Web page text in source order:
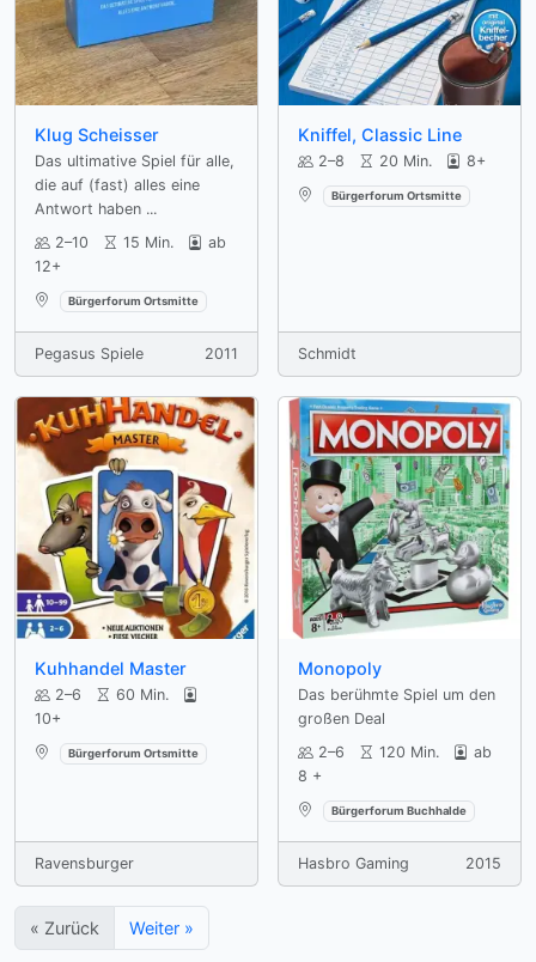
Klug Scheisser
Das ultimative Spiel für alle,
die auf (fast) alles eine
Antwort haben ...
2–10
15 Min.
ab
12+
Verfügbar an:
Bürgerforum Ortsmitte
Pegasus Spiele 2011
Kniffel, Classic Line
2–8 20 Min.
8+
Verfügbar an:
Bürgerforum Ortsmitte
Schmidt
Kuhhandel Master
2–6
60 Min.
10+
Verfügbar an:
Bürgerforum Ortsmitte
Ravensburger
Monopoly
Das berühmte Spiel um den
großen Deal
2–6
120 Min.
ab
8 +
Verfügbar an:
Bürgerforum Buchhalde
Hasbro Gaming 2015
« Zurück Weiter »